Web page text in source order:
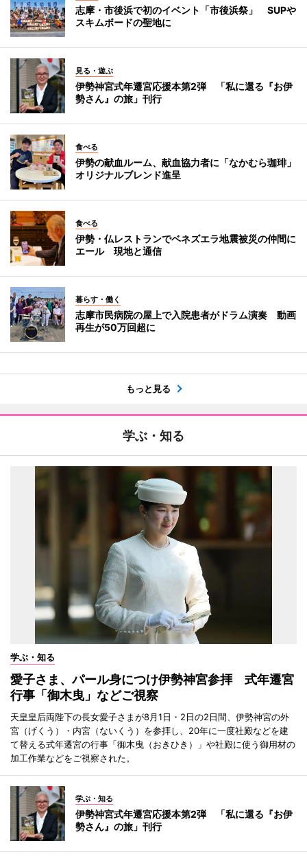
志摩・市後浜で初のイベント「市後浜祭」 SUPや
スキムボードの聖地に
見る・遊ぶ
伊勢神宮式年遷宮応援本第2弾 「私に還る『お伊
勢さん』の旅」刊行
食べる
伊勢の献血ルーム、献血協力者に「なかむら珈琲」
オリジナルブレンド進呈
食べる
伊勢・仏レストランでベネズエラ地震被災の仲間に
エール 現地と通信
暮らす・働く
志摩市民病院の屋上で入院患者がドラム演奏 動画
再生が50万回超に
もっと見る
学ぶ・知る
学ぶ・知る
愛子さま、パール身につけ伊勢神宮参拝 式年遷宮
行事「御木曳」などご視察
天皇皇后両陛下の長女愛子さまが8月1日・2日の2日間、伊勢神宮の外
宮（げくう）・内宮（ないくう）を参拝し、20年に一度社殿などを建
て替える式年遷宮の行事「御木曳（おきひき）」や社殿に使う御用材の
加工作業などをご視察された。
学ぶ・知る
伊勢神宮式年遷宮応援本第2弾 「私に還る『お伊
勢さん』の旅」刊行